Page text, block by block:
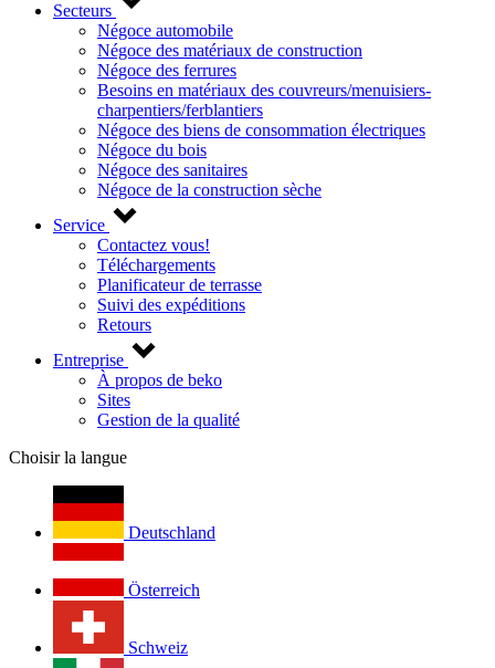
Secteurs
Négoce automobile
Négoce des matériaux de construction
Négoce des ferrures
Besoins en matériaux des couvreurs/menuisiers-
charpentiers/ferblantiers
Négoce des biens de consommation électriques
Négoce du bois
Négoce des sanitaires
Négoce de la construction sèche
Service
Contactez vous!
Téléchargements
Planificateur de terrasse
Suivi des expéditions
Retours
Entreprise
À propos de beko
Sites
Gestion de la qualité
Choisir la langue
Deutschland
Österreich
Schweiz